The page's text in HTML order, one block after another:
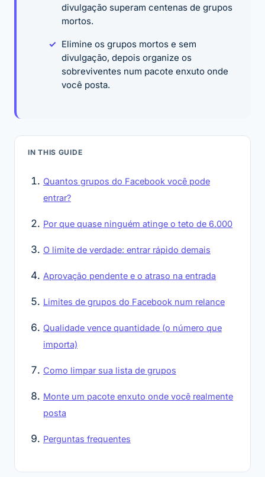
divulgação superam centenas de grupos
mortos.
Elimine os grupos mortos e sem
divulgação, depois organize os
sobreviventes num pacote enxuto onde
você posta.
IN THIS GUIDE
Quantos grupos do Facebook você pode
entrar?
Por que quase ninguém atinge o teto de 6.000
O limite de verdade: entrar rápido demais
Aprovação pendente e o atraso na entrada
Limites de grupos do Facebook num relance
Qualidade vence quantidade (o número que
importa)
Como limpar sua lista de grupos
Monte um pacote enxuto onde você realmente
posta
Perguntas frequentes